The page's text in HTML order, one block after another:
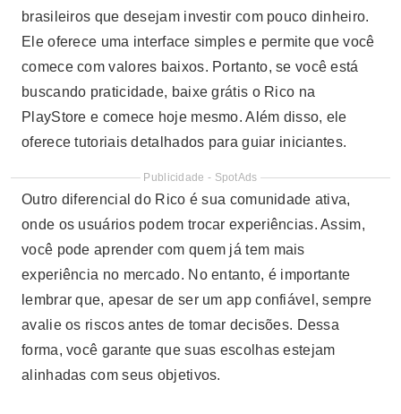
brasileiros que desejam investir com pouco dinheiro.
Ele oferece uma interface simples e permite que você
comece com valores baixos. Portanto, se você está
buscando praticidade, baixe grátis o Rico na
PlayStore e comece hoje mesmo. Além disso, ele
oferece tutoriais detalhados para guiar iniciantes.
Publicidade - SpotAds
Outro diferencial do Rico é sua comunidade ativa,
onde os usuários podem trocar experiências. Assim,
você pode aprender com quem já tem mais
experiência no mercado. No entanto, é importante
lembrar que, apesar de ser um app confiável, sempre
avalie os riscos antes de tomar decisões. Dessa
forma, você garante que suas escolhas estejam
alinhadas com seus objetivos.